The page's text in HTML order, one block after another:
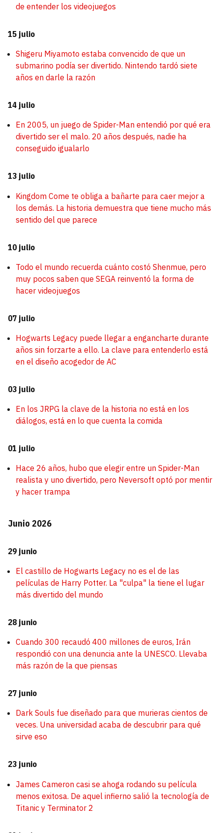
de entender los videojuegos
15 julio
Shigeru Miyamoto estaba convencido de que un
submarino podía ser divertido. Nintendo tardó siete
años en darle la razón
14 julio
En 2005, un juego de Spider-Man entendió por qué era
divertido ser el malo. 20 años después, nadie ha
conseguido igualarlo
13 julio
Kingdom Come te obliga a bañarte para caer mejor a
los demás. La historia demuestra que tiene mucho más
sentido del que parece
10 julio
Todo el mundo recuerda cuánto costó Shenmue, pero
muy pocos saben que SEGA reinventó la forma de
hacer videojuegos
07 julio
Hogwarts Legacy puede llegar a engancharte durante
años sin forzarte a ello. La clave para entenderlo está
en el diseño acogedor de AC
03 julio
En los JRPG la clave de la historia no está en los
diálogos, está en lo que cuenta la comida
01 julio
Hace 26 años, hubo que elegir entre un Spider-Man
realista y uno divertido, pero Neversoft optó por mentir
y hacer trampa
Junio 2026
29 junio
El castillo de Hogwarts Legacy no es el de las
películas de Harry Potter. La "culpa" la tiene el lugar
más divertido del mundo
28 junio
Cuando 300 recaudó 400 millones de euros, Irán
respondió con una denuncia ante la UNESCO. Llevaba
más razón de la que piensas
27 junio
Dark Souls fue diseñado para que murieras cientos de
veces. Una universidad acaba de descubrir para qué
sirve eso
23 junio
James Cameron casi se ahoga rodando su película
menos exitosa. De aquel infierno salió la tecnología de
Titanic y Terminator 2